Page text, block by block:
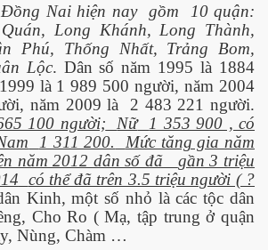
Nai hiện nay
gồm
10 quận:
Long Khánh, Long Thành,
Phú, Thống Nhất, Trảng Bom,
Lộc. Dân số năm 1995 là 1884
là 1 989 500 người, năm 2004
năm 2009 là
2 483 221 người.
100 người;
Nữ
1 353 900 , có
1 311 200.
Mức tăng gia năm
năm 2012 dân số đã
gần 3 triệu
có thể đã trên 3.5 triệu người ( ?
Kinh, một số nhỏ là các tộc dân
Cho Ro ( Mạ, tập trung ở quận
Nùng, Chàm …